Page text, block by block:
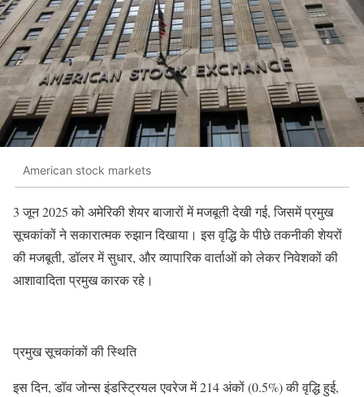
American stock markets
3 जून 2025 को अमेरिकी शेयर बाजारों में मजबूती देखी गई, जिसमें प्रमुख
सूचकांकों ने सकारात्मक रुझान दिखाया। इस वृद्धि के पीछे तकनीकी शेयरों
की मजबूती, डॉलर में सुधार, और व्यापारिक वार्ताओं को लेकर निवेशकों की
आशावादिता प्रमुख कारक रहे।
प्रमुख सूचकांकों की स्थिति
इस दिन, डॉव जोन्स इंडस्ट्रियल एवरेज में 214 अंकों (0.5%) की वृद्धि हुई,